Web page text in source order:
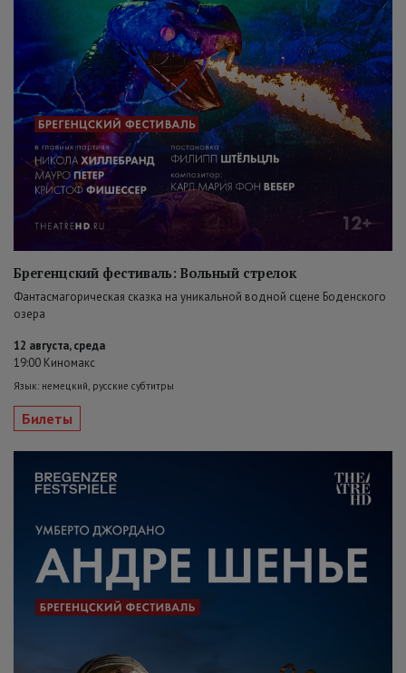
Брегенцский фестиваль: Вольный стрелок
Фантасмагорическая сказка на уникальной водной сцене Боденского
озера
12 августа, среда
19:00 Киномакс
Язык: немецкий, русские субтитры
Билеты